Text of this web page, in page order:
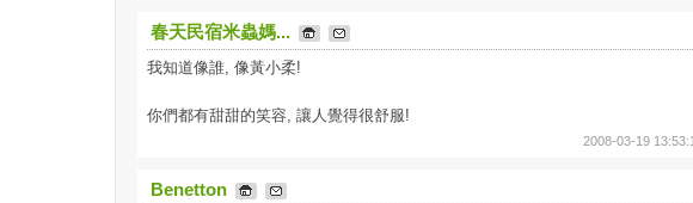
春天民宿米蟲媽...
我知道像誰, 像黃小柔!
你們都有甜甜的笑容, 讓人覺得很舒服!
2008-03-19
Benetton